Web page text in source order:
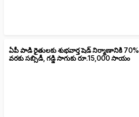
ఏపీ పాడి రైతులకు శుభవార్త షెడ్ నిర్మాణానికి 70%
వరకు సబ్సిడీ, గడ్డి సాగుకు రూ.15,000 సాయం